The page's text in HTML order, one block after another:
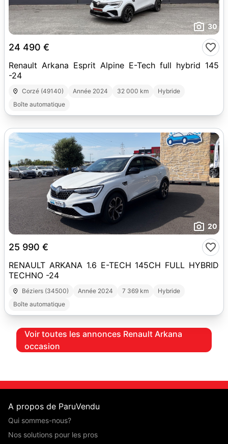
30
24 490 €
Renault Arkana Esprit Alpine E-Tech full hybrid 145
-24
Corzé (49140) Année 2024 32 000 km
Hybride
Boîte automatique
20
25 990 €
RENAULT ARKANA 1.6 E-TECH 145CH FULL HYBRID
TECHNO -24
Béziers (34500) Année 2024 7 369 km
Hybride
Boîte automatique
Voir toutes les annonces Renault Arkana
occasion
A propos de ParuVendu
Qui sommes-nous?
Nos solutions pour les pros